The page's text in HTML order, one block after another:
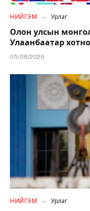
НИЙГЭМ Урлаг
Олон улсын
Улаанбаатар
05/08/2026
НИЙГЭМ Урлаг